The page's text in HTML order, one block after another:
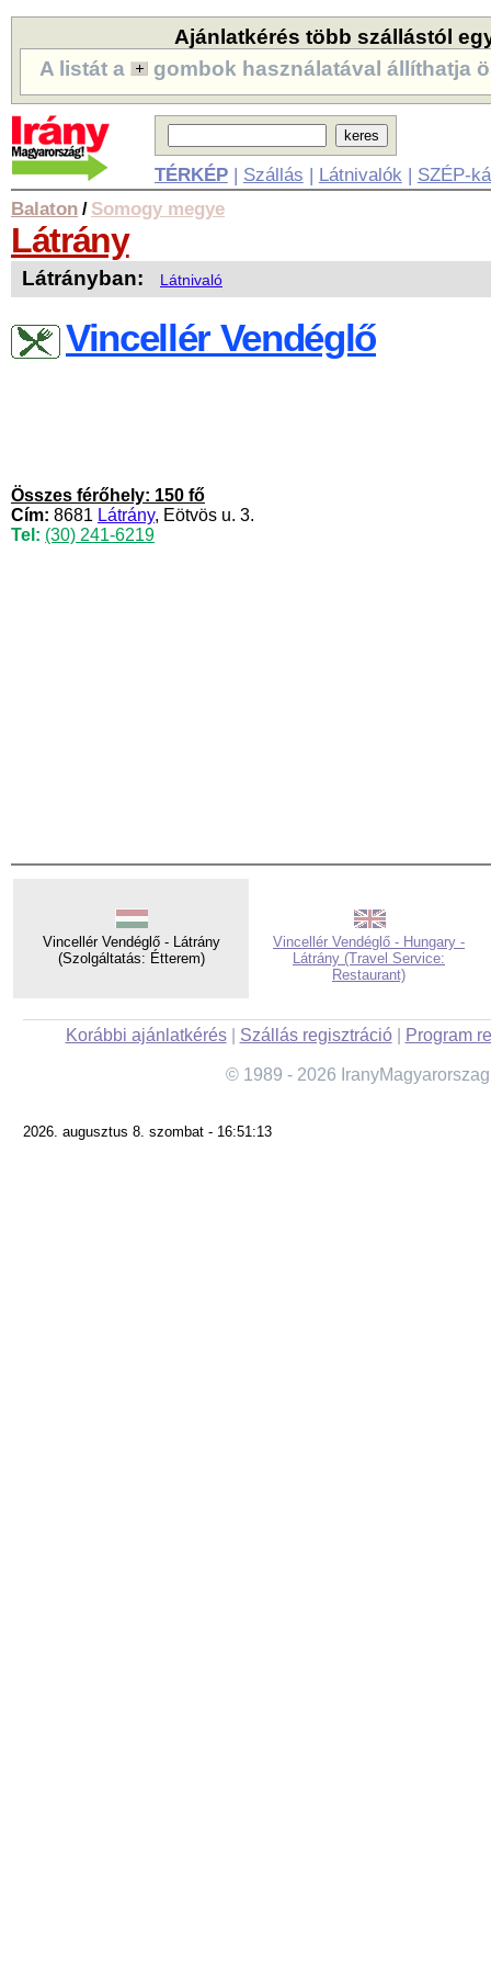
Ajánlatkérés több szállástól
A listát a
gombok használatával állíthatja
TÉRKÉP| Szállás | Látnivalók | SZÉP-
Balaton / Somogy megye
Látrány
Látrányban: Látnivaló
Vincellér Vendéglő
Összes férőhely: 150 fő
Cím: 8681 Látrány, Eötvös u. 3.
Tel: (30) 241-6219
Vincellér Vendéglő - Látrány
(Szolgáltatás: Étterem)
Vincellér Vendéglő - Hungary -
Látrány (Travel Service:
Restaurant)
Korábbi ajánlatkérés| Szállás regisztráció| Program
© 1989 - 2026
2026. augusztus 8. szombat - 16:51:13